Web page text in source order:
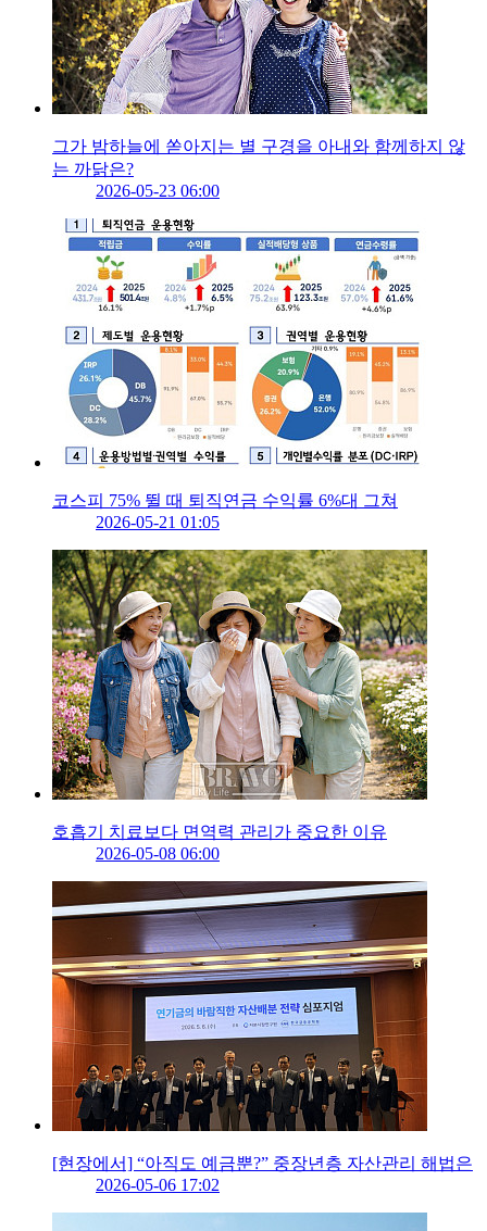
그가 밤하늘에 쏟아지는 별 구경을 아내와 함께하지 않
는 까닭은?
2026-05-23 06:00
코스피 75% 뛸 때 퇴직연금 수익률 6%대 그쳐
2026-05-21 01:05
호흡기 치료보다 면역력 관리가 중요한 이유
2026-05-08 06:00
[현장에서] “아직도 예금뿐?” 중장년층 자산관리 해법은
2026-05-06 17:02